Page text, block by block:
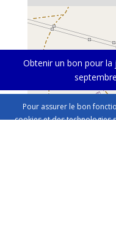
Obtenir un bon pour la
Pour assurer le bon
cookies et des technologies